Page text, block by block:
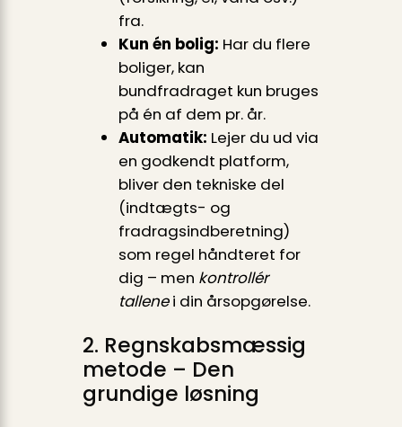
fra.
Kun én bolig: Har du flere
boliger, kan
bundfradraget kun bruges
på én af dem pr. år.
Automatik: Lejer du ud via
en godkendt platform,
bliver den tekniske del
(indtægts- og
fradragsindberetning)
som regel håndteret for
dig – men kontrollér
tallenei din årsopgørelse.
2. Regnskabs­mæssig
metode – Den
grundige løsning